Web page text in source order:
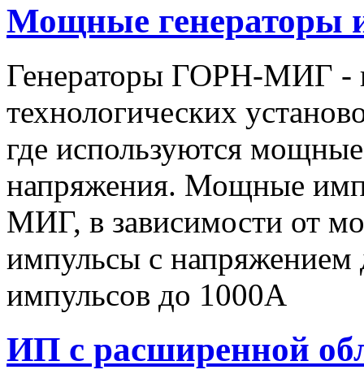
Мощные
Генераторы ГОРН-МИГ -
технологических
где используются
напряжения. Мощные
МИГ, в зависимости от
импульсы c
импульсов до 1000А
ИП с расширенной